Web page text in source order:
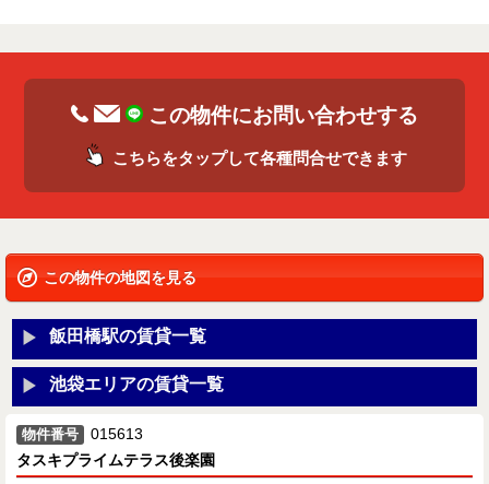
この物件にお問い合わせする
こちらをタップして各種問合せできます
この物件の地図を見る
飯田橋駅の賃貸一覧
池袋エリアの賃貸一覧
物件番号
015613
タスキプライムテラス後楽園